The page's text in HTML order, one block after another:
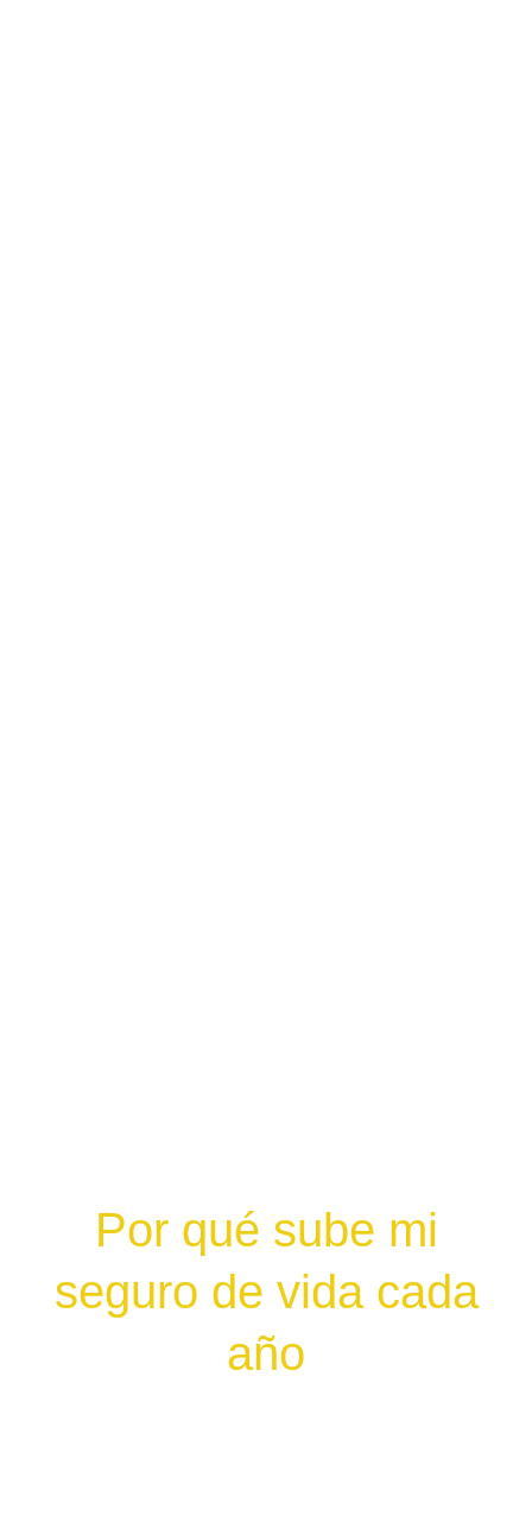
Por qué sube mi
seguro de vida cada
año